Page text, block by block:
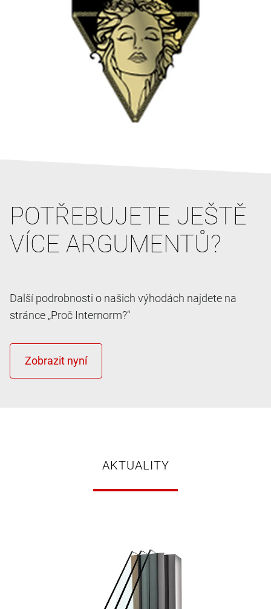
POTŘEBUJETE JEŠTĚ
VÍCE ARGUMENTŮ?
Další podrobnosti o našich výhodách najdete na
stránce „Proč Internorm?“
AKTUALITY